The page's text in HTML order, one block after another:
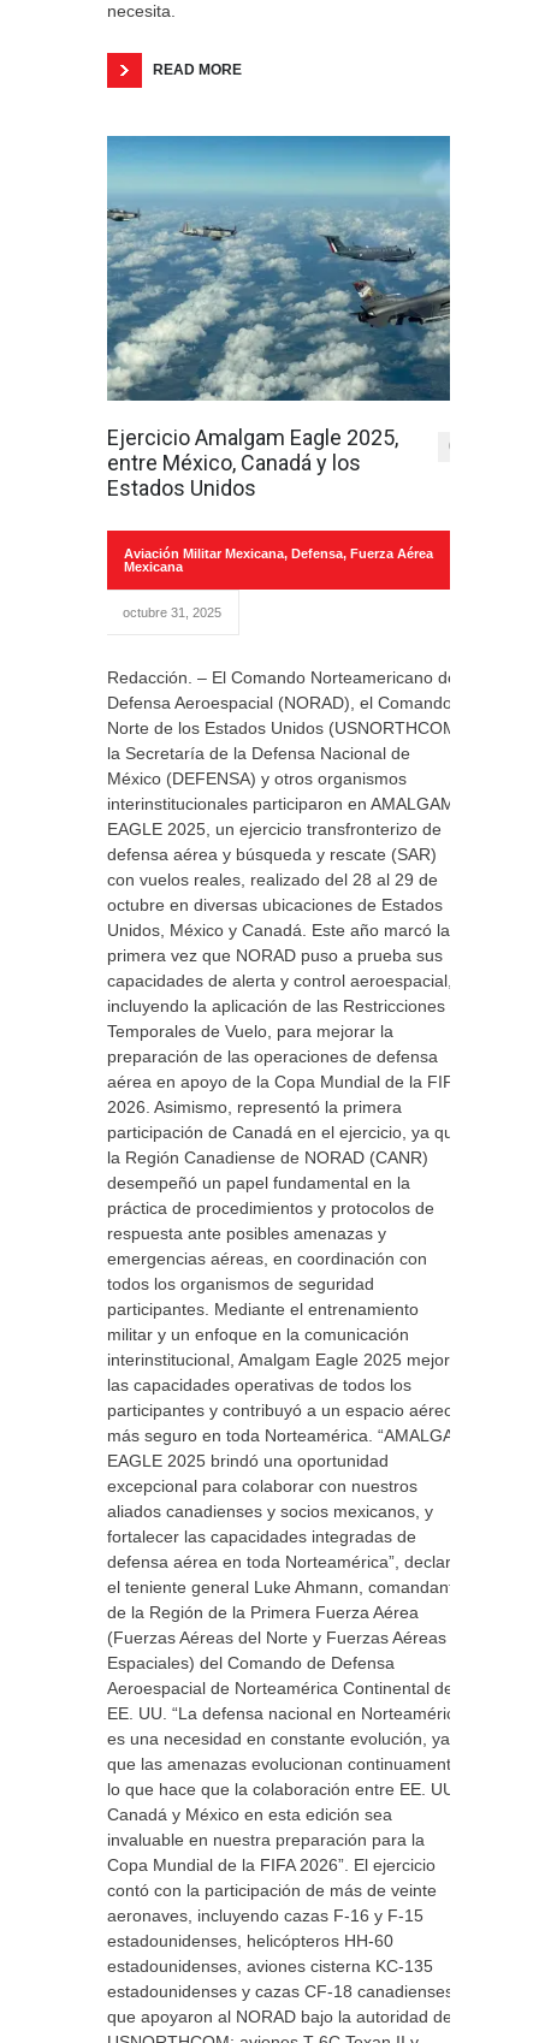
necesita.
READ MORE
Ejercicio Amalgam Eagle 2025,
entre México, Canadá y los
Estados Unidos
0
Aviación Militar Mexicana, Defensa, Fuerza Aérea
Mexicana
octubre 31, 2025
Redacción. – El Comando Norteamericano de
Defensa Aeroespacial (NORAD), el Comando
Norte de los Estados Unidos (USNORTHCOM),
la Secretaría de la Defensa Nacional de
México (DEFENSA) y otros organismos
interinstitucionales participaron en AMALGAM
EAGLE 2025, un ejercicio transfronterizo de
defensa aérea y búsqueda y rescate (SAR)
con vuelos reales, realizado del 28 al 29 de
octubre en diversas ubicaciones de Estados
Unidos, México y Canadá. Este año marcó la
primera vez que NORAD puso a prueba sus
capacidades de alerta y control aeroespacial,
incluyendo la aplicación de las Restricciones
Temporales de Vuelo, para mejorar la
preparación de las operaciones de defensa
aérea en apoyo de la Copa Mundial de la FIFA
2026. Asimismo, representó la primera
participación de Canadá en el ejercicio, ya que
la Región Canadiense de NORAD (CANR)
desempeñó un papel fundamental en la
práctica de procedimientos y protocolos de
respuesta ante posibles amenazas y
emergencias aéreas, en coordinación con
todos los organismos de seguridad
participantes. Mediante el entrenamiento
militar y un enfoque en la comunicación
interinstitucional, Amalgam Eagle 2025 mejoró
las capacidades operativas de todos los
participantes y contribuyó a un espacio aéreo
más seguro en toda Norteamérica. “AMALGAM
EAGLE 2025 brindó una oportunidad
excepcional para colaborar con nuestros
aliados canadienses y socios mexicanos, y
fortalecer las capacidades integradas de
defensa aérea en toda Norteamérica”, declaró
el teniente general Luke Ahmann, comandante
de la Región de la Primera Fuerza Aérea
(Fuerzas Aéreas del Norte y Fuerzas Aéreas
Espaciales) del Comando de Defensa
Aeroespacial de Norteamérica Continental de
EE. UU. “La defensa nacional en Norteamérica
es una necesidad en constante evolución, ya
que las amenazas evolucionan continuamente,
lo que hace que la colaboración entre EE. UU.,
Canadá y México en esta edición sea
invaluable en nuestra preparación para la
Copa Mundial de la FIFA 2026”. El ejercicio
contó con la participación de más de veinte
aeronaves, incluyendo cazas F-16 y F-15
estadounidenses, helicópteros HH-60
estadounidenses, aviones cisterna KC-135
estadounidenses y cazas CF-18 canadienses
que apoyaron al NORAD bajo la autoridad del